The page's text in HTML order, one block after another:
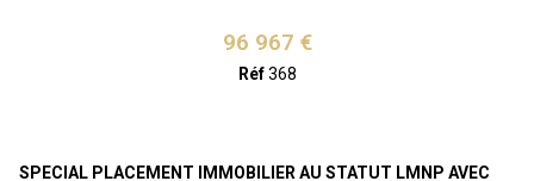
96 967 €
Réf368
SPECIAL PLACEMENT IMMOBILIER AU STATUT LMNP AVEC